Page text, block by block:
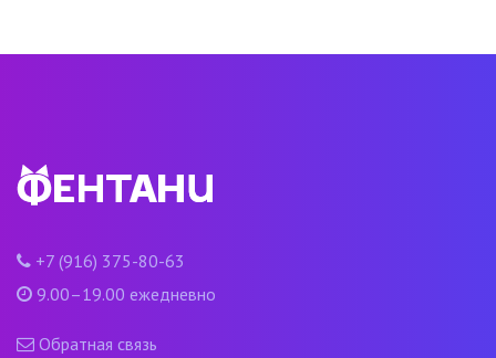
+7 (916) 375-80-63
9.00–19.00 ежедневно
Обратная связь